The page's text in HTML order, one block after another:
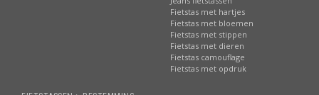
Fietstas met hartjes
Fietstas met bloemen
Fietstas met stippen
Fietstas met dieren
Fietstas camouflage
Fietstas met opdruk